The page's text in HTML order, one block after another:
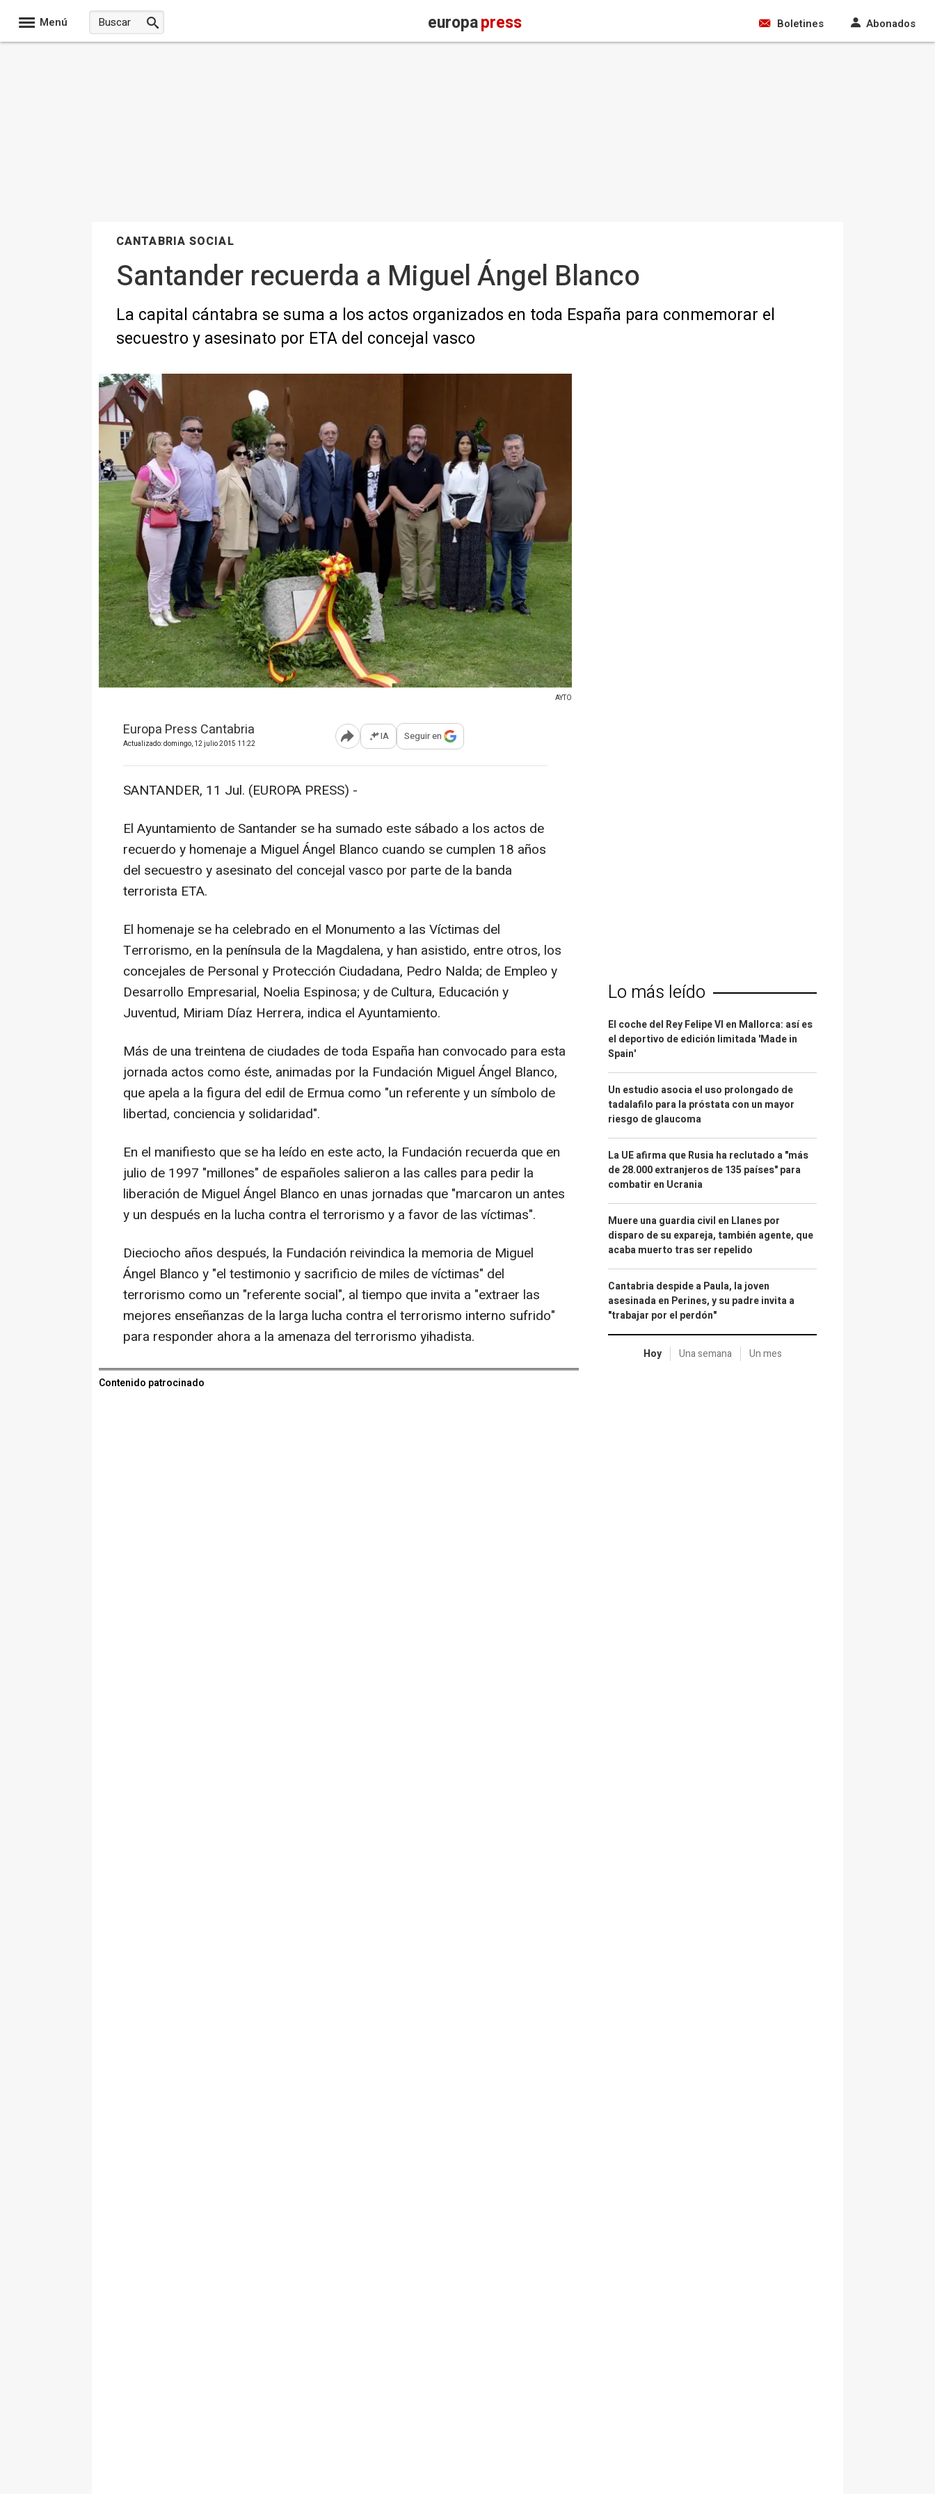
Menú europapress Boletines Abonados
CANTABRIA SOCIAL
Santander recuerda a Miguel Ángel Blanco
La capital cántabra se suma a los actos organizados en toda España para conmemorar el
secuestro y asesinato por ETA del concejal vasco
AYTO
Europa Press Cantabria
Actualizado: domingo, 12 julio 2015 11:22 Abrir opciones para compartir
IA Seguir en
SANTANDER, 11 Jul. (EUROPA PRESS) -
El Ayuntamiento de Santander se ha sumado este sábado a los actos de
recuerdo y homenaje a Miguel Ángel Blanco cuando se cumplen 18 años
del secuestro y asesinato del concejal vasco por parte de la banda
terrorista ETA.
El homenaje se ha celebrado en el Monumento a las Víctimas del
Terrorismo, en la península de la Magdalena, y han asistido, entre otros, los
concejales de Personal y Protección Ciudadana, Pedro Nalda; de Empleo y
Desarrollo Empresarial, Noelia Espinosa; y de Cultura, Educación y
Juventud, Miriam Díaz Herrera, indica el Ayuntamiento.
Más de una treintena de ciudades de toda España han convocado para esta
jornada actos como éste, animadas por la Fundación Miguel Ángel Blanco,
que apela a la figura del edil de Ermua como "un referente y un símbolo de
libertad, conciencia y solidaridad".
En el manifiesto que se ha leído en este acto, la Fundación recuerda que en
julio de 1997 "millones" de españoles salieron a las calles para pedir la
liberación de Miguel Ángel Blanco en unas jornadas que "marcaron un antes
y un después en la lucha contra el terrorismo y a favor de las víctimas".
Dieciocho años después, la Fundación reivindica la memoria de Miguel
Ángel Blanco y "el testimonio y sacrificio de miles de víctimas" del
terrorismo como un "referente social", al tiempo que invita a "extraer las
mejores enseñanzas de la larga lucha contra el terrorismo interno sufrido"
para responder ahora a la amenaza del terrorismo yihadista.
Contenido patrocinado
Lo más leído
El coche del Rey Felipe VI en Mallorca: así es
el deportivo de edición limitada 'Made in
Spain'
Un estudio asocia el uso prolongado de
tadalafilo para la próstata con un mayor
riesgo de glaucoma
La UE afirma que Rusia ha reclutado a "más
de 28.000 extranjeros de 135 países" para
combatir en Ucrania
Muere una guardia civil en Llanes por
disparo de su expareja, también agente, que
acaba muerto tras ser repelido
Cantabria despide a Paula, la joven
asesinada en Perines, y su padre invita a
"trabajar por el perdón"
Hoy Una semana Un mes